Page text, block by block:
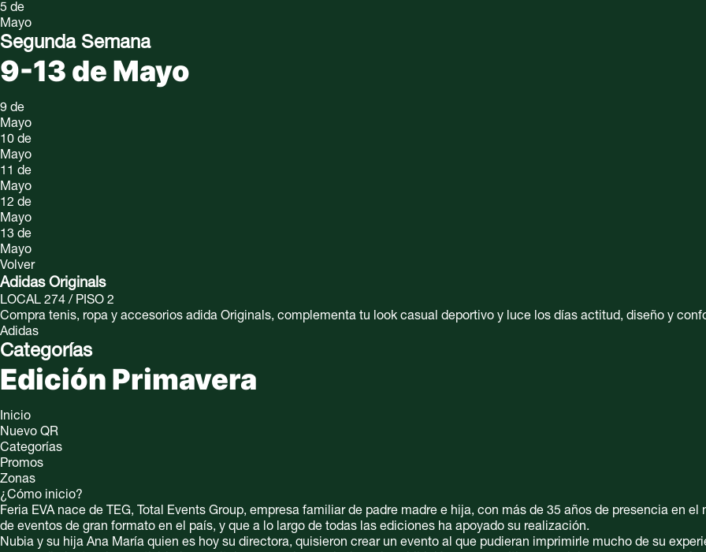
5 de
Mayo
Segunda Semana
9-13 de Mayo
9 de
Mayo
10 de
Mayo
11 de
Mayo
12 de
Mayo
13 de
Mayo
Volver
Adidas Originals
LOCAL 274 / PISO 2
Compra tenis, ropa y accesorios adida Originals, complementa tu look casual deportivo y luce los días actitud, diseño y
Adidas
Categorías
Edición Primavera
Inicio
Nuevo QR
Categorías
Promos
Zonas
¿Cómo inicio?
Feria EVA nace de TEG, Total Events Group, empresa familiar de padre madre e hija, con más de 35 años de presencia en
de eventos de gran formato en el país, y que a lo largo de todas las ediciones ha apoyado su realización.
Nubia y su hija Ana María quien es hoy su directora, quisieron crear un evento al que pudieran imprimirle mucho de su